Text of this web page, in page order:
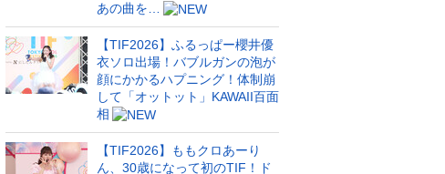
あの曲を…
【TIF2026】ふるっぱー櫻井優
衣ソロ出場！バブルガンの泡が
顔にかかるハプニング！体制崩
して「オットット」KAWAII百面
相
【TIF2026】ももクロあーり
ん、30歳になって初のTIF！ド